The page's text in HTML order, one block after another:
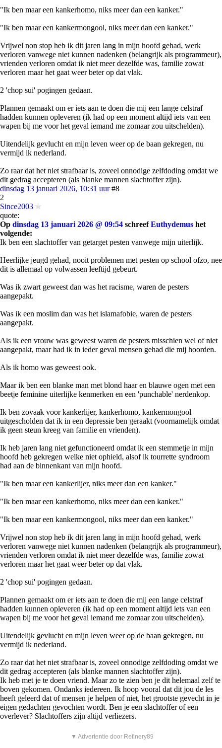
"Ik ben maar een kankerhomo, niks meer dan een kanker."
"Ik ben maar een kankermongool, niks meer dan een kanker."
Vrijwel non stop heb ik dit jaren lang in mijn hoofd gehad, werk
verloren vanwege niet kunnen nadenken (belangrijk als programmeur),
vrienden verloren omdat ik niet meer dezelfde was, familie zowat
verloren maar het gaat weer beter op dat vlak.
2 'chop sui' pogingen gedaan.
Plannen gemaakt om er iets aan te doen die mij een lange celstraf
hadden kunnen opleveren (ik had op een moment altijd iets van een
wapen bij me voor het geval iemand me zomaar zou uitschelden).
Uitendelijk gevlucht en mijn leven weer op de baan gekregen, nu
vermijd ik nederland.
Zo raar dat het niet strafbaar is, zoveel onnodige zelfdoding omdat we
dit gedrag accepteren (als blanke mannen slachtoffer zijn).
dinsdag 13 januari 2026, 10:31 uur #8
2
Since2003
quote:
Op dinsdag 13 januari 2026 @ 09:54 schreefEuthydemus het
volgende:
Ik ben een slachtoffer van getarget pesten vanwege mijn uiterlijk.
Heerlijke jeugd gehad, nooit problemen met pesten op school ofzo, nee
dit is allemaal op volwassen leeftijd gebeurt.
Was ik zwart geweest dan was het racisme, waren de pesters
aangepakt.
Was ik een moslim dan was het islamafobie, waren de pesters
aangepakt.
Als ik een vrouw was geweest waren de pesters misschien wel of niet
aangepakt, maar had ik in ieder geval mensen gehad die mij hoorden.
Als ik homo was geweest ook.
Maar ik ben een blanke man met blond haar en blauwe ogen met een
beetje feminine uiterlijke kenmerken en een 'punchable' nerdenkop.
Ik ben zovaak voor kankerlijer, kankerhomo, kankermongool
uitgescholden dat ik in een depressie ben geraakt (voornamelijk omdat
ik geen steun kreeg van familie en vrienden).
Ik heb jaren lang niet gefunctioneerd omdat ik een stemmetje in mijn
hoofd heb gekregen welke niet ophield, alsof ik tourrette syndroom
had aan de binnenkant van mijn hoofd.
"Ik ben maar een kankerlijer, niks meer dan een kanker."
"Ik ben maar een kankerhomo, niks meer dan een kanker."
"Ik ben maar een kankermongool, niks meer dan een kanker."
Vrijwel non stop heb ik dit jaren lang in mijn hoofd gehad, werk
verloren vanwege niet kunnen nadenken (belangrijk als programmeur),
vrienden verloren omdat ik niet meer dezelfde was, familie zowat
verloren maar het gaat weer beter op dat vlak.
2 'chop sui' pogingen gedaan.
Plannen gemaakt om er iets aan te doen die mij een lange celstraf
hadden kunnen opleveren (ik had op een moment altijd iets van een
wapen bij me voor het geval iemand me zomaar zou uitschelden).
Uitendelijk gevlucht en mijn leven weer op de baan gekregen, nu
vermijd ik nederland.
Zo raar dat het niet strafbaar is, zoveel onnodige zelfdoding omdat we
dit gedrag accepteren (als blanke mannen slachtoffer zijn).
Ik heb met je te doen vriend. Maar zo te zien ben je dit helemaal zelf te
boven gekomen. Ondanks iedereen. Ik hoop vooral dat dit jou de les
heeft geleerd dat of mensen je helpen of niet, het grootste gevecht in je
eigen gedachten gevochten wordt. Ben je een slachtoffer of een
overlever? Slachtoffers zijn altijd verliezers.
▼ Advertentie door Refinery89